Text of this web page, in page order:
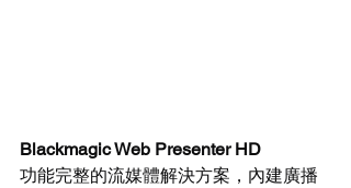
Blackmagic Web Presenter HD
功能完整的流媒體解決方案，內建廣播